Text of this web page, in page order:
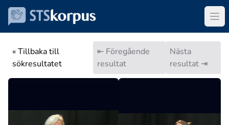
« Tillbaka till
sökresultatet
⇤ Föregående
resultat
Nästa
resultat ⇥